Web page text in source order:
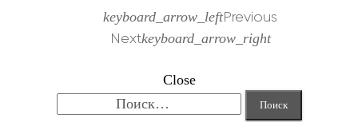
keyboard_arrow_leftPrevious
Nextkeyboard_arrow_right
Close